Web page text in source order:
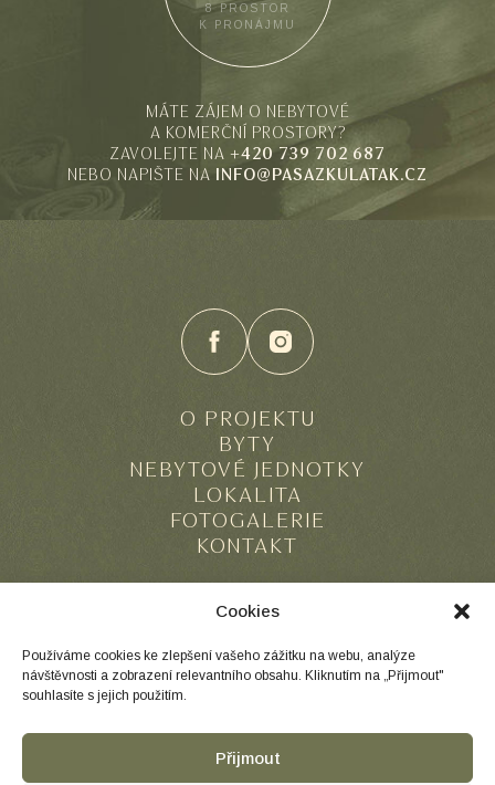
Cookies
Používáme cookies ke zlepšení vašeho zážitku na webu, analýze
návštěvnosti a zobrazení relevantního obsahu. Kliknutím na „Přijmout"
souhlasíte s jejich použitím.
Přijmout
8 PROSTOR
K PRONÁJMU
MÁTE ZÁJEM O NEBYTOVÉ
A KOMERČNÍ PROSTORY?
ZAVOLEJTE NA +420 739 702 687
NEBO NAPIŠTE NA INFO@PASAZKULATAK.CZ
O PROJEKTU
BYTY
NEBYTOVÉ JEDNOTKY
LOKALITA
FOTOGALERIE
KONTAKT